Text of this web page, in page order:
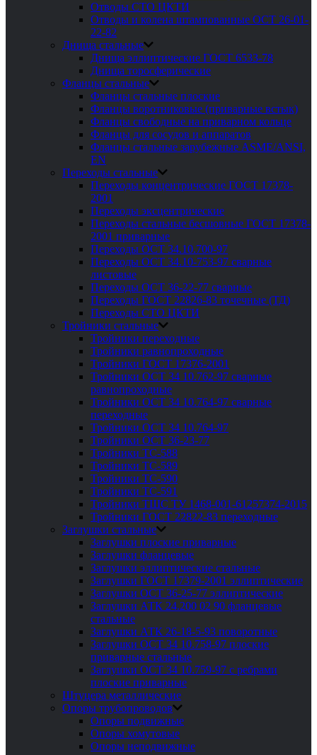
Отводы СТО ЦКТИ
Отводы и колена штампованные ОСТ 26-01-
22-82
Днища стальные
Днища эллиптические ГОСТ 6533-78
Днища торосферические
Фланцы стальные
Фланцы стальные плоские
Фланцы воротниковые (приварные встык)
Фланцы свободные на приварном кольце
Фланцы для сосудов и аппаратов
Фланцы стальные зарубежные ASME/ANSI,
EN
Переходы стальные
Переходы концентрические ГОСТ 17378-
2001
Переходы эксцентрические
Переходы стальные бесшовные ГОСТ 17378-
2001 приварные
Переходы ОСТ 34.10.700-97
Переходы ОСТ 34.10-753-97 сварные
листовые
Переходы ОСТ 36-22-77 сварные
Переходы ГОСТ 22826-83 точечные (ТД)
Переходы СТО ЦКТИ
Тройники стальные
Тройники переходные
Тройники равнопроходные
Тройники ГОСТ 17376-2001
Тройники ОСТ 34 10.762-97 сварные
равнопроходные
Тройники ОСТ 34 10.764-97 сварные
переходные
Тройники ОСТ 34 10.764-97
Тройники ОСТ 36-23-77
Тройники ТС-588
Тройники ТС-589
Тройники ТС-590
Тройники ТС-591
Тройники ТШС ТУ 1468-001-61257374-2015
Тройники ГОСТ 22822-83 переходные
Заглушки стальные
Заглушки плоские приварные
Заглушки фланцевые
Заглушки эллиптические стальные
Заглушки ГОСТ 17379-2001 эллиптические
Заглушки ОСТ 36-25-77 эллиптические
Заглушки АТК 24.200 02 90 фланцевые
стальные
Заглушки АТК 26-18-5-93 поворотные
Заглушки ОСТ 34 10.758-97 плоские
приварные стальные
Заглушки ОСТ 34 10.759-97 с ребрами
плоские приварные
Штуцера металлические
Опоры трубопроводов
Опоры подвижные
Опоры хомутовые
Опоры неподвижные